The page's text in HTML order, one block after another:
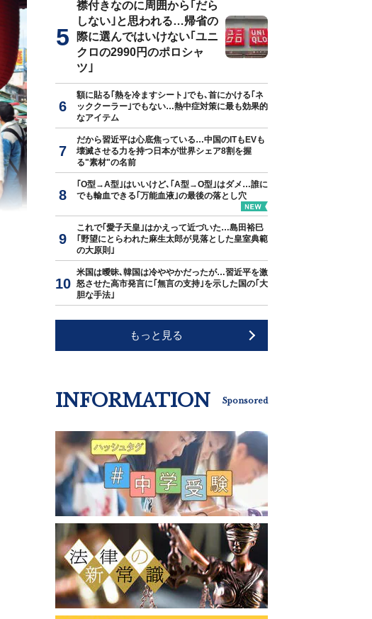
襟付きなのに周囲から｢だら
しない｣と思われる…帰省の
際に選んではいけない｢ユニ
クロの2990円のポロシャ
ツ｣
額に貼る｢熱を冷ますシート｣でも､首にかける｢ネ
ッククーラー｣でもない…熱中症対策に最も効果的
なアイテム
だから習近平は心底焦っている…中国のITもEVも
壊滅させる力を持つ日本が世界シェア8割を握
る"素材"の名前
｢O型→A型｣はいいけど､｢A型→O型｣はダメ…誰に
でも輸血できる｢万能血液｣の最後の落とし穴
これで｢愛子天皇｣はかえって近づいた…島田裕巳
｢野望にとらわれた麻生太郎が見落とした皇室典範
の大原則｣
米国は曖昧､韓国は冷ややかだったが…習近平を激
怒させた高市発言に｢無言の支持｣を示した国の｢大
胆な手法｣
もっと見る
INFORMATION Sponsored